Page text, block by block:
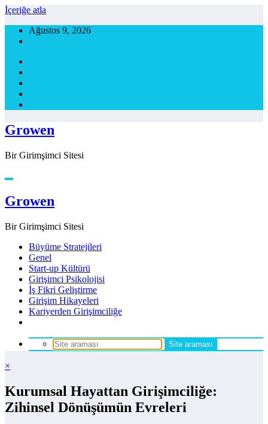
İçeriğe atla
Ağustos 9, 2026
Growen
Bir Girimşimci Sitesi
Growen
Bir Girimşimci Sitesi
Büyüme Stratejileri
Genel
Start-up Kültürü
Girişimci Psikolojisi
İş Fikri Geliştirme
Girişim Hikayeleri
Kariyerden Girişimciliğe
×
Kurumsal Hayattan Girişimciliğe:
Zihinsel Dönüşümün Evreleri